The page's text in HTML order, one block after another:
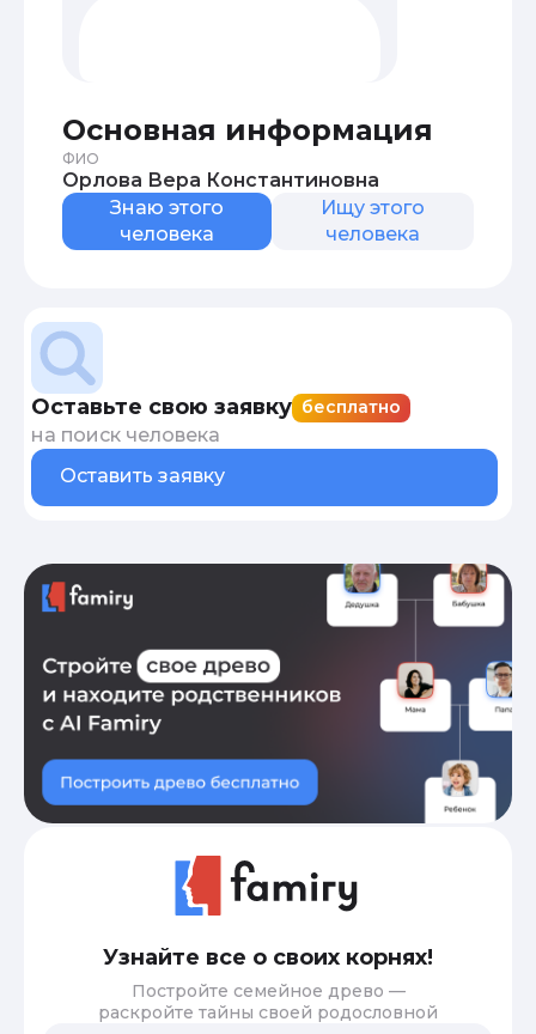
Основная информация
ФИО
Орлова Вера Константиновна
Знаю этого
человека
Ищу этого
человека
Оставьте свою заявку бесплатно
на поиск человека
Оставить заявку
Узнайте все о своих корнях!
Постройте семейное древо —
раскройте тайны своей родословной